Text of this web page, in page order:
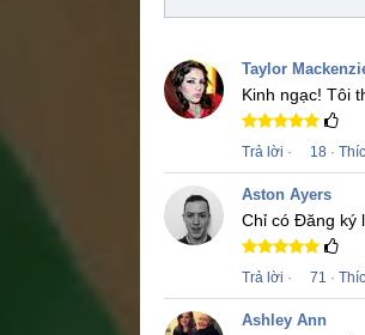
Taylor
Kinh ngạc! Tôi
Trả lời · 18 ·
Aston Ayers
Chỉ có Đăng ký
Trả lời · 71 ·
Ashley Ann